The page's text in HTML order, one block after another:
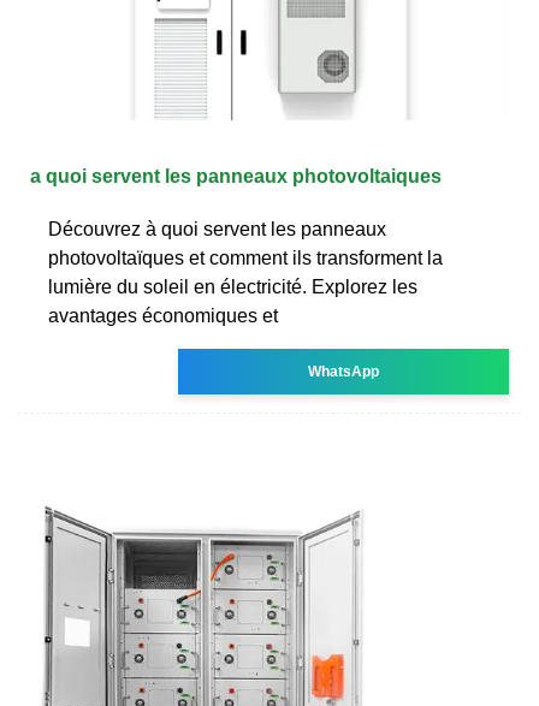
a quoi servent les panneaux photovoltaiques
Découvrez à quoi servent les panneaux
photovoltaïques et comment ils transforment la
lumière du soleil en électricité. Explorez les
avantages économiques et
WhatsApp